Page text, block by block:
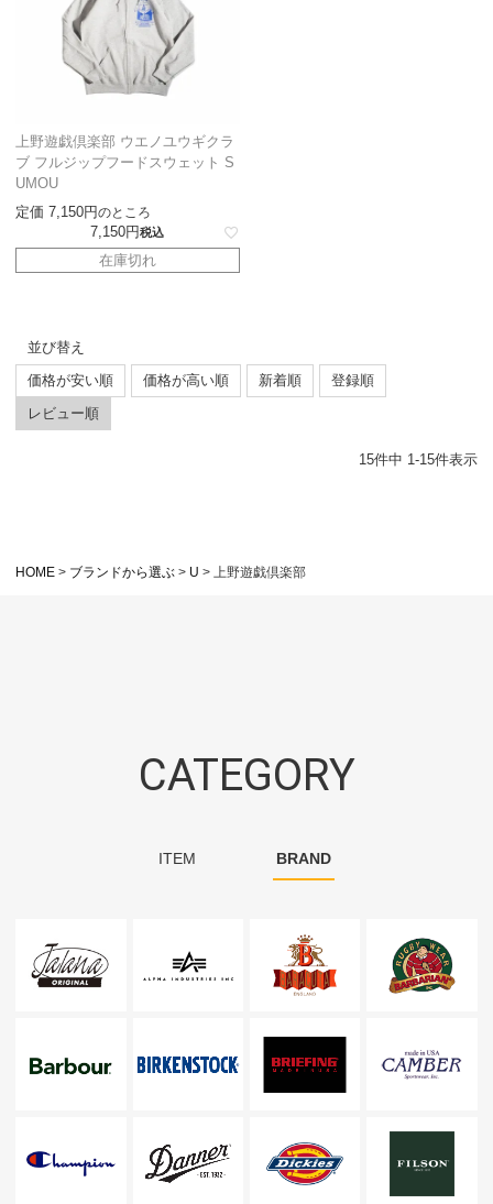
上野遊戯倶楽部 ウエノユウギクラ
ブ フルジップフードスウェット S
UMOU
定価 7,150 のところ
7,150 税込
在庫切れ
並び替え
価格が安い順
価格が高い順 新着順
登録順
レビュー順
15件中 1-15件表示
HOME ブランドから選ぶ U 上野遊戯倶楽部
CATEGORY
ITEM BRAND